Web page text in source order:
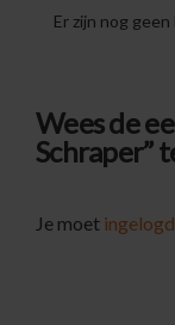
Er zijn nog
Wees de
Schraper”
Je moet